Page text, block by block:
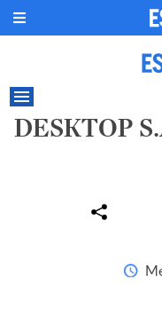
DESKTOP